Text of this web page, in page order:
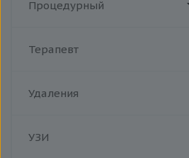
Лазерная эпиляция
Процедурный
Терапевт
Удаления
УЗИ